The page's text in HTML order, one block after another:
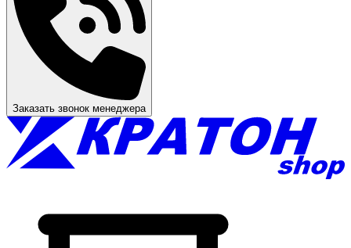
Заказать звонок менеджера